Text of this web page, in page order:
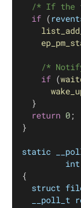
/* If the
if (
/*
if (
	}
return 0;
}
static
int
{
struct
__poll_t